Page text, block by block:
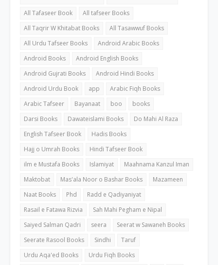
All Tafaseer Book
All tafseer Books
All Taqrir W Khitabat Books
All Tasawwuf Books
All Urdu Tafseer Books
Android Arabic Books
Android Books
Android English Books
Android Gujrati Books
Android Hindi Books
Android Urdu Book
app
Arabic Fiqh Books
Arabic Tafseer
Bayanaat boo
books
Darsi Books
Dawateislami Books
Do Mahi Al Raza
English Tafseer Book
Hadis Books
Hajj o Umrah Books
Hindi Tafseer Book
ilm e Mustafa Books
Islamiyat
Maahnama Kanzul Iman
Maktobat
Mas'ala Noor o Bashar Books
Mazameen
Naat Books
Phd
Radd e Qadiyaniyat
Rasail e Fatawa Rizvia
Sah Mahi Pegham e Nipal
Saiyed Salman Qadri
seera
Seerat w Sawaneh Books
Seerate Rasool Books
Sindhi
Taruf
Urdu Aqa'ed Books
Urdu Fiqh Books